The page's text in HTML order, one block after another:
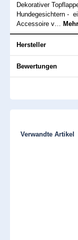
Dekorativer
Hundegesichtern -
Accessoire v… Mehr
Hersteller
Bewertungen
Produktgalerie
Verwandte Artikel